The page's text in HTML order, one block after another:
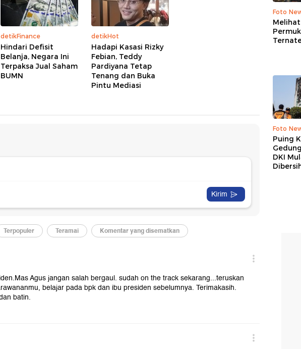
detikFinance
Hindari Defisit
Belanja, Negara Ini
Terpaksa Jual Saham
BUMN
detikHot
Hadapi Kasasi Rizky
Febian, Teddy
Pardiyana Tetap
Tenang dan Buka
Pintu Mediasi
Foto
Foto
Puing
DKI